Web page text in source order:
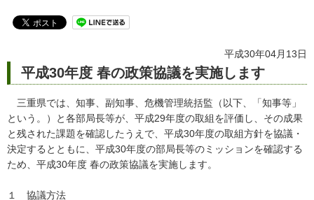
平成30年04月13日
平成30年度 春の政策協議を実施します
三重県では、知事、副知事、危機管理統括監（以下、「知事等」
という。）と各部局長等が、平成29年度の取組を評価し、その成果
と残された課題を確認したうえで、平成30年度の取組方針を協議・
決定するとともに、平成30年度の部局長等のミッションを確認する
ため、平成30年度 春の政策協議を実施します。
１ 協議方法